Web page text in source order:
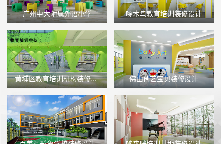
广州中大附属外语小学 啄木鸟教育培训装修设计
黄埔区教育培训机构装修设计 佛山创艺宝贝装修设计